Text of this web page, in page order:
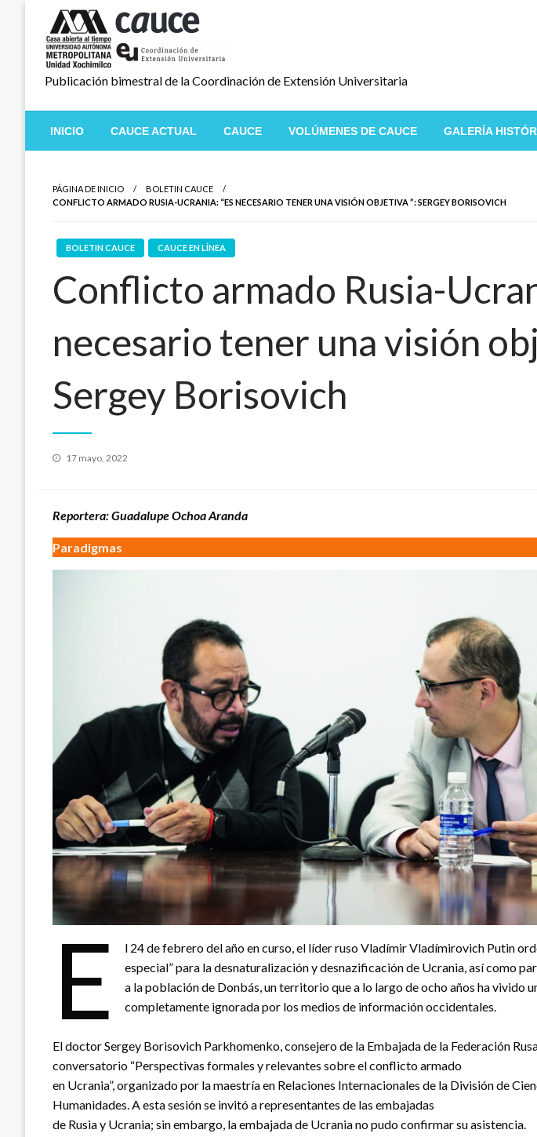
contenido
Publicación bimestral de la Coordinación de Extensión Universitaria
INICIO CAUCE ACTUAL CAUCE VOLÚMENES DE CAUCE GALERÍA
PÁGINA DE INICIO
BOLETIN CAUCE
CONFLICTO ARMADO RUSIA-UCRANIA: “ES NECESARIO TENER UNA VISIÓN OBJETIVA ”: SERGEY BORISOVICH
BOLETIN CAUCE CAUCE EN LÍNEA
Conflicto armado Rusia-
necesario tener una visión
Sergey Borisovich
Publicado
17 mayo, 2022
Reportera: Guadalupe Ochoa Aranda
Paradigmas
E
l 24 de febrero del año en curso, el líder ruso Vladímir Vladímirovich Putin
especial” para la desnaturalización y desnazificación de Ucrania, así como
a la población de Donbás, un territorio que a lo largo de ocho años ha vivido
completamente ignorada por los medios de información occidentales.
El doctor Sergey Borisovich Parkhomenko, consejero de la Embajada de la Federación
conversatorio “Perspectivas formales y relevantes sobre el conflicto armado
en Ucrania”, organizado por la maestría en Relaciones Internacionales de la División de
Humanidades. A esta sesión se invitó a representantes de las embajadas
de Rusia y Ucrania; sin embargo, la embajada de Ucrania no pudo confirmar su asistencia.